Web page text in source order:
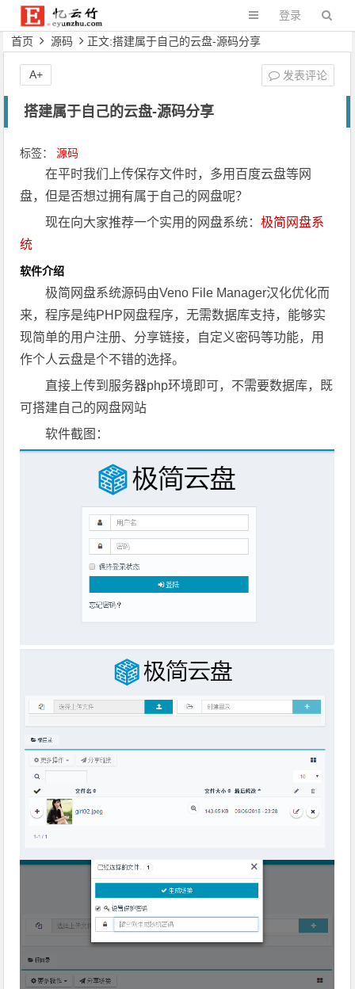
登录
首页 源码 正文:搭建属于自己的云盘-源码分享
搭建属于自己的云盘-源码分享
标签：源码
在平时我们上传保存文件时，多用百度云盘等网
盘，但是否想过拥有属于自己的网盘呢？
现在向大家推荐一个实用的网盘系统：极简网盘系
统
软件介绍
极简网盘系统源码由Veno File Manager汉化优化而
来，程序是纯PHP网盘程序，无需数据库支持，能够实
现简单的用户注册、分享链接，自定义密码等功能，用
作个人云盘是个不错的选择。
直接上传到服务器php环境即可，不需要数据库，既
可搭建自己的网盘网站
软件截图：
发表评论
A+